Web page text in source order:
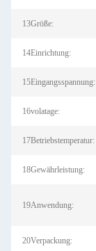
13Größe:
14Einrichtung:
15Eingangsspannung:
16volatage:
17Betriebstemperatur:
18Gewährleistung:
19Anwendung:
20Verpackung: